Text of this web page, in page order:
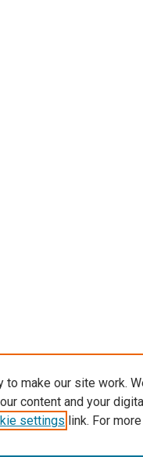
to make our site work.
content and your
settings link. For